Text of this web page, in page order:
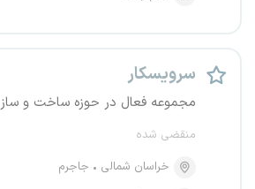
سرویسکار
مجموعه فعال در حوزه ساخت و ساز
منقضی شده
خراسان شمالی
جاجرم